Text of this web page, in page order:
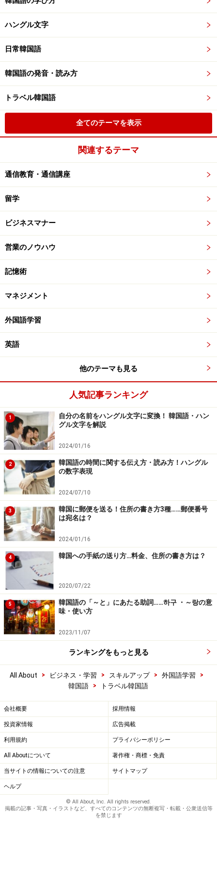
ハングル文字
日常韓国語
韓国語の発音・読み方
トラベル韓国語
全てのテーマを表示
関連するテーマ
通信教育・通信講座
留学
ビジネスマナー
営業のノウハウ
記憶術
マネジメント
外国語学習
英語
他のテーマも見る
人気記事ランキング
1
自分の名前をハングル文字に変換！ 韓国語・ハン
グル文字を解説
2024/01/16
2
韓国語の時間に関する伝え方・読み方！ハングル
の数字表現
2024/07/10
3
韓国に郵便を送る！住所の書き方3種……郵便番号
は宛名は？
2024/01/16
4 韓国への手紙の送り方…料金、住所の書き方は？
2020/07/22
5
韓国語の「～と」にあたる助詞……하구 ・～랑の意
味・使い方
2023/11/07
ランキングをもっと見る
All About > ビジネス・学習 > スキルアップ > 外国語学習
>
韓国語
> トラベル韓国語
会社概要 採用情報
投資家情報 広告掲載
利用規約 プライバシーポリシー
All Aboutについて 著作権・商標・免責
当サイトの情報についての注意 サイトマップ
ヘルプ
© All About, Inc. All rights reserved.
掲載の記事・写真・イラストなど、すべてのコンテンツの無断複写・転載・公衆送信等
を禁じます